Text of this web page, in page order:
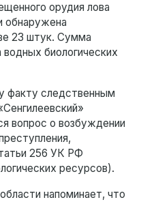
орудия лова
обнаружена
23 штук. Сумма
биологических
факту следственным
вопрос о возбуждении
256 УК РФ
ресурсов).
напоминает, что